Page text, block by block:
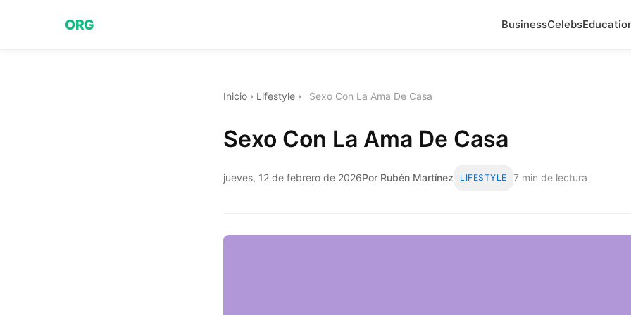
ORG BusinessCelebs
Inicio › Lifestyle › Sexo Con La Ama De Casa
Sexo Con La Ama De Casa
jueves, 12 de febrero de 2026Por Rubén Martínez LIFESTYLE 7 min de lectura